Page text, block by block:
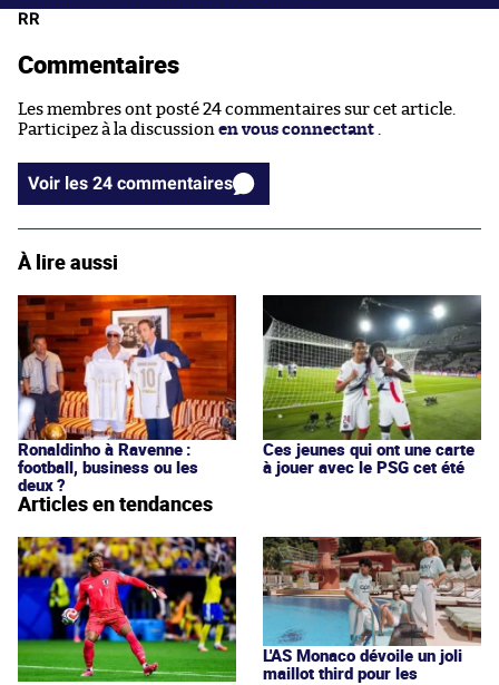
RR
Commentaires
Les membres ont posté 24 commentaires sur cet article.
Participez à la discussion en vous connectant
Voir les 24 commentaires
À lire aussi
Ronaldinho à Ravenne :
football, business ou les
deux ?
Ces jeunes qui ont une carte
à jouer avec le PSG cet été
Articles en tendances
L'AS Monaco dévoile un joli
maillot third pour les